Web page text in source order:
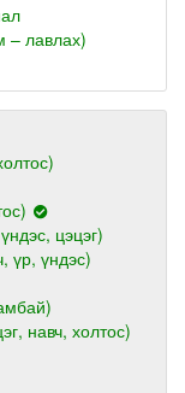
– лавлах)
цэцэг)
үр, үндэс)
навч, холтос)